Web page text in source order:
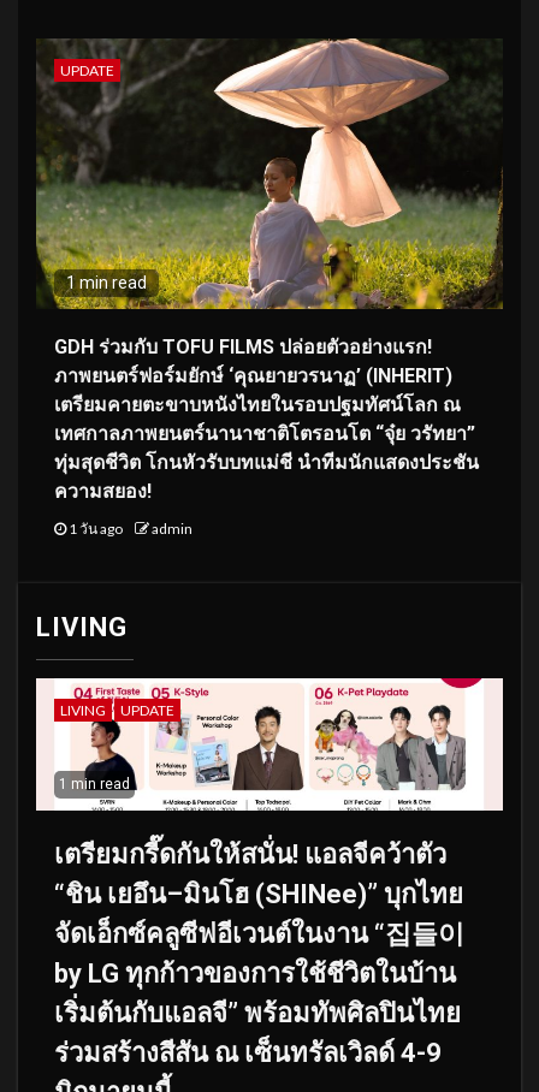
UPDATE
1 min read
GDH ร่วมกับ TOFU FILMS ปล่อยตัวอย่างแรก!
ภาพยนตร์ฟอร์มยักษ์ ‘คุณยายวรนาฏ’ (INHERIT)
เตรียมคายตะขาบหนังไทยในรอบปฐมทัศน์โลก ณ
เทศกาลภาพยนตร์นานาชาติโตรอนโต “จุ๋ย วรัทยา”
ทุ่มสุดชีวิต โกนหัวรับบทแม่ชี นำทีมนักแสดงประชัน
ความสยอง!
1 วัน ago admin
LIVING
LIVING UPDATE
1 min read
เตรียมกรี๊ดกันให้สนั่น! แอลจีคว้าตัว
“ชิน เยอึน–มินโฮ (SHINee)” บุกไทย
จัดเอ็กซ์คลูซีฟอีเวนต์ในงาน “집들이
by LG ทุกก้าวของการใช้ชีวิตในบ้าน
เริ่มต้นกับแอลจี” พร้อมทัพศิลปินไทย
ร่วมสร้างสีสัน ณ เซ็นทรัลเวิลด์ 4-9